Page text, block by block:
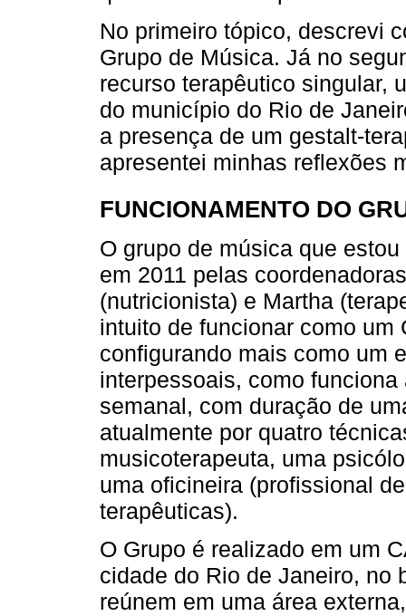
No primeiro tópico, descrevi
Grupo de Música. Já no
recurso terapêutico singular,
do município do Rio de
a presença de um gestalt-
apresentei minhas reflexões
FUNCIONAMENTO DO
O grupo de música que
em 2011 pelas
(nutricionista) e Martha
intuito de funcionar como um
configurando mais como um
interpessoais, como
semanal, com duração de
atualmente por quatro
musicoterapeuta, uma
uma oficineira (profissional
terapêuticas).
O Grupo é realizado em um
cidade do Rio de Janeiro, no
reúnem em uma área